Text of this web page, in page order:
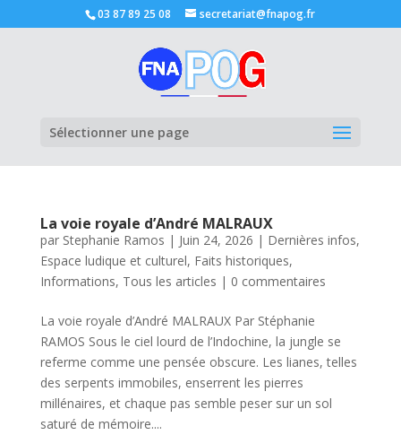
03 87 89 25 08 secretariat@fnapog.fr
Sélectionner une page
La voie royale d’André MALRAUX
par Stephanie Ramos | Juin 24, 2026 | Dernières infos,
Espace ludique et culturel, Faits historiques,
Informations, Tous les articles | 0 commentaires
La voie royale d’André MALRAUX Par Stéphanie
RAMOS Sous le ciel lourd de l’Indochine, la jungle se
referme comme une pensée obscure. Les lianes, telles
des serpents immobiles, enserrent les pierres
millénaires, et chaque pas semble peser sur un sol
saturé de mémoire....